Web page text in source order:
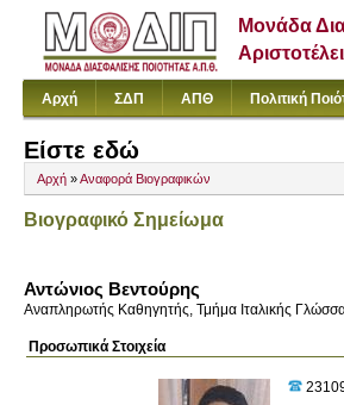
Μονάδα
Αρχή ΣΔΠ ΑΠΘ Πολιτική
Είστε εδώ
Αρχή »Αναφορά Βιογραφικών
Βιογραφικό Σημείωμα
Αντώνιος Βεντούρης
Αναπληρωτής Καθηγητής, Τμήμα Ιταλικής
Προσωπικά Στοιχεία